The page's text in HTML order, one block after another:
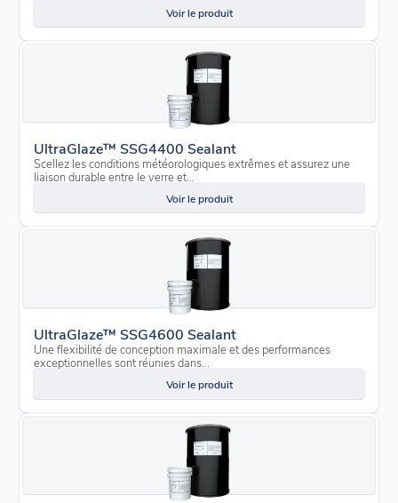
Voir le produit
UltraGlaze™ SSG4400 Sealant
Scellez les conditions météorologiques extrêmes et assurez une
liaison durable entre le verre et...
Voir le produit
UltraGlaze™ SSG4600 Sealant
Une flexibilité de conception maximale et des performances
exceptionnelles sont réunies dans...
Voir le produit